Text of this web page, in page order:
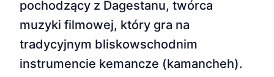
pochodzący z Dagestanu, twórca
muzyki filmowej, który gra na
tradycyjnym bliskowschodnim
instrumencie kemancze (kamancheh).